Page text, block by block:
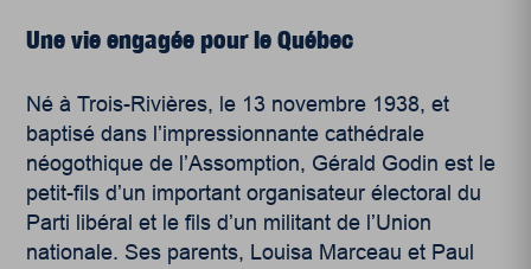
Une vie engagée pour le Québec
Né à Trois-Rivières, le 13 novembre 1938, et
baptisé dans l’impressionnante cathédrale
néogothique de l’Assomption, Gérald Godin est le
petit-fils d’un important organisateur électoral du
Parti libéral et le fils d’un militant de l’Union
nationale. Ses parents, Louisa Marceau et Paul